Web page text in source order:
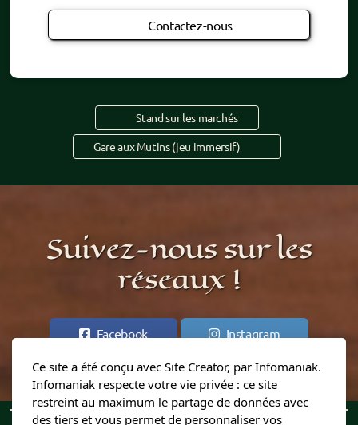
Contactez-nous
Stand sur les marchés
Gare aux Mutins (jeu immersif)
Suivez-nous sur les
réseaux !
Facebook Instagram
Ce site a été conçu avec Site Creator, par Infomaniak.
Infomaniak respecte votre vie privée : ce site
restreint au maximum le partage de données avec
des tiers et vous permet de personnaliser vos